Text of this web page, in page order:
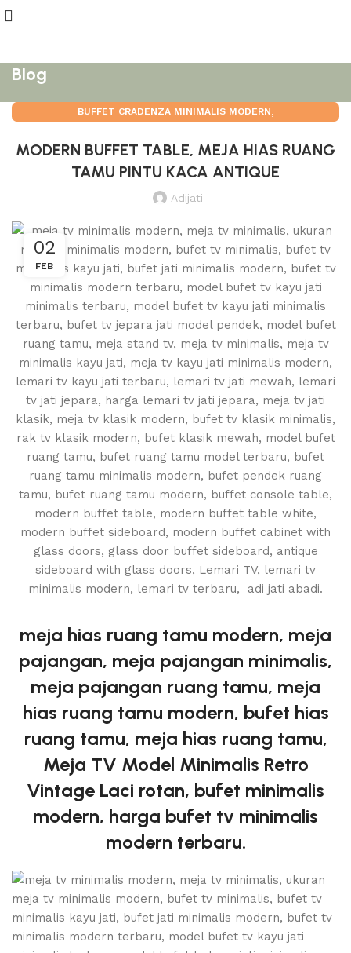
Blog
BUFFET CRADENZA MINIMALIS MODERN,
MODERN BUFFET TABLE, MEJA HIAS RUANG
TAMU PINTU KACA ANTIQUE
Adijati
02
FEB
meja hias ruang tamu modern, meja
pajangan, meja pajangan minimalis,
meja pajangan ruang tamu, meja
hias ruang tamu modern, bufet hias
ruang tamu, meja hias ruang tamu,
Meja TV Model Minimalis Retro
Vintage Laci rotan, bufet minimalis
modern, harga bufet tv minimalis
modern terbaru.